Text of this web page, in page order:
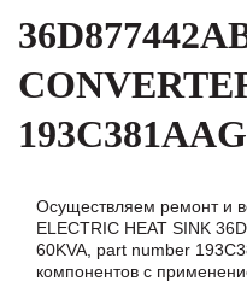
Осуществляем ремонт и
ELECTRIC HEAT SINK
60KVA, part number
компонентов с